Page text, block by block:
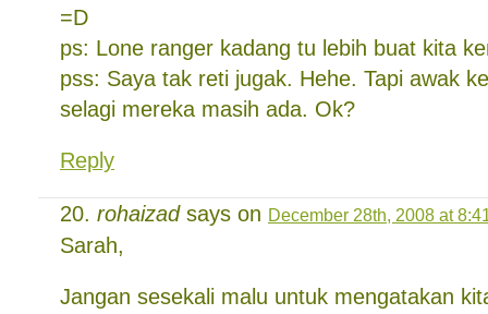
=D
ps: Lone ranger kadang tu lebih buat kita
pss: Saya tak reti jugak. Hehe. Tapi awak
selagi mereka masih ada. Ok?
Reply
rohaizadsays on December 28th, 2008 at
Sarah,
Jangan sesekali malu untuk mengatakan